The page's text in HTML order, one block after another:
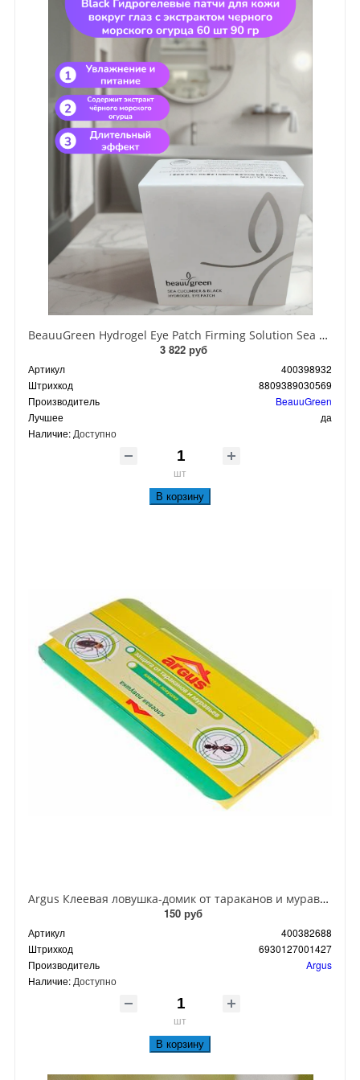
BeauuGreen Hydrogel Eye Patch Firming Solution Sea Cocumber & Black Гидрогелевые патчи для кожи вокруг глаз с экстрактом черного морского огурца 60 шт 90 гр
3 822 руб
Артикул
400398932
Штрихкод
8809389030569
Производитель
BeauuGreen
Лучшее
да
Наличие: Доступно
шт
В корзину
Argus Клеевая ловушка-домик от тараканов и муравьев
150 руб
Артикул
400382688
Штрихкод
6930127001427
Производитель
Argus
Наличие: Доступно
шт
В корзину